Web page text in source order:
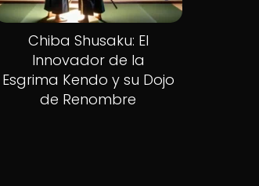
Chiba Shusaku: El
Innovador de la
Esgrima Kendo y su Dojo
de Renombre